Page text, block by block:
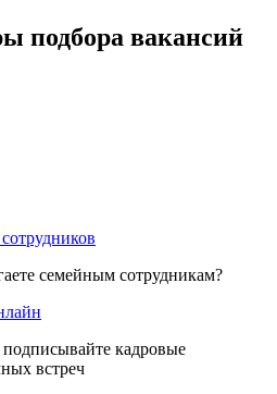
подбора вакансий
семейным сотрудникам?
кадровые
встреч